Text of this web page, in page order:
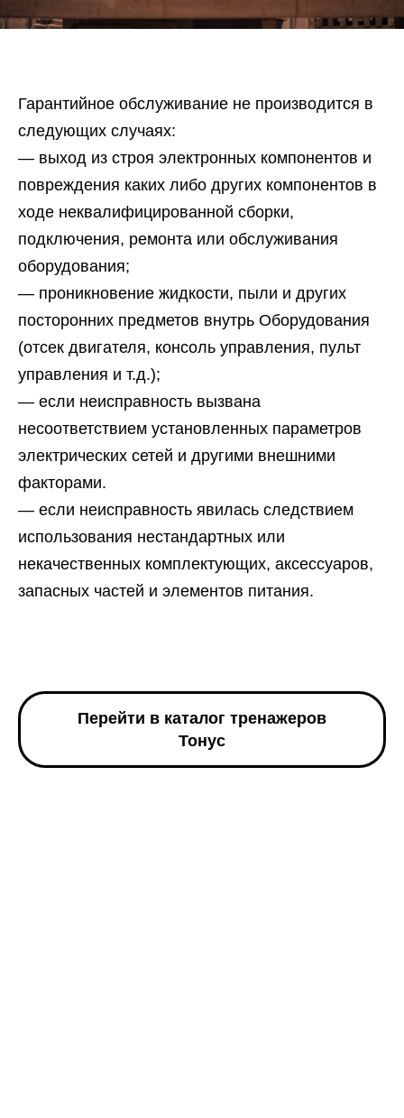
Гарантийное обслуживание не производится в
следующих случаях:
— выход из строя электронных компонентов и
повреждения каких либо других компонентов в
ходе неквалифицированной сборки,
подключения, ремонта или обслуживания
оборудования;
— проникновение жидкости, пыли и других
посторонних предметов внутрь Оборудования
(отсек двигателя, консоль управления, пульт
управления и т.д.);
— если неисправность вызвана
несоответствием установленных параметров
электрических сетей и другими внешними
факторами.
— если неисправность явилась следствием
использования нестандартных или
некачественных комплектующих, аксессуаров,
запасных частей и элементов питания.
Перейти в каталог тренажеров
Тонус